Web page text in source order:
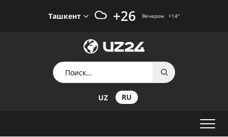
Ташкент +26 Вечером +14°
UZ RU